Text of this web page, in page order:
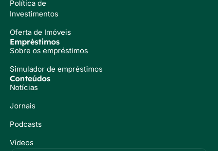
Política de
Investimentos
Oferta de Imóveis
Empréstimos
Sobre os empréstimos
Simulador de empréstimos
Conteúdos
Notícias
Jornais
Podcasts
Vídeos